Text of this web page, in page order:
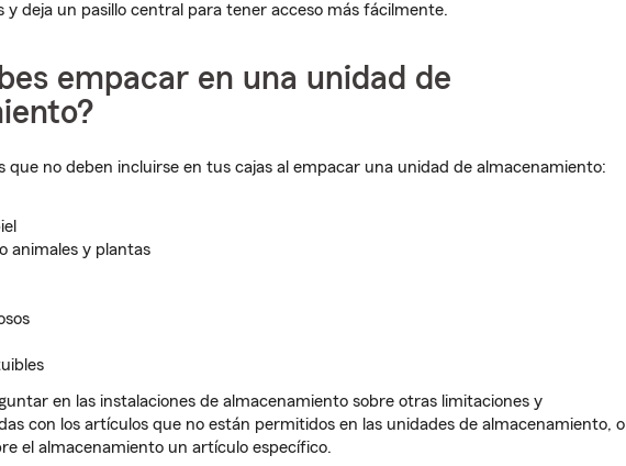
y deja un pasillo central para tener acceso más fácilmente.
empacar en una unidad de
que no deben incluirse en tus cajas al empacar una unidad de almacenamiento:
animales y plantas
en las instalaciones de almacenamiento sobre otras limitaciones y
con los artículos que no están permitidos en las unidades de almacenamiento, o
el almacenamiento un artículo específico.